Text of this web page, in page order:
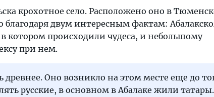
крохотное село. Расположено оно в
благодаря двум интересным фактам:
происходили чудеса, и небольшому
при нем.
древнее. Оно возникло на этом месте еще до
русские, в основном в Абалаке жили татары.